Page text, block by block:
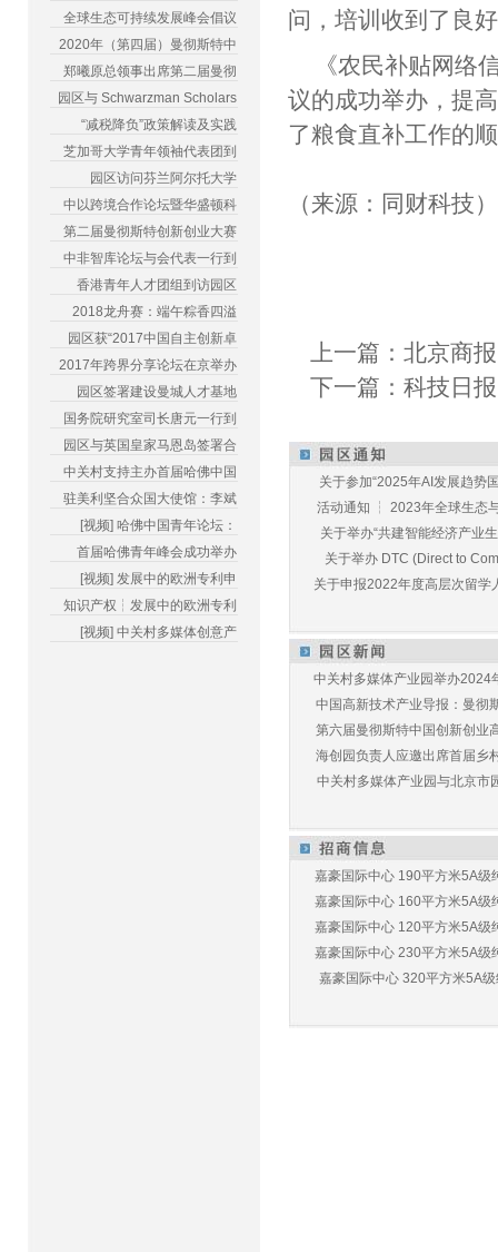
全球生态可持续发展峰会倡议
2020年（第四届）曼彻斯特中
郑曦原总领事出席第二届曼彻
园区与 Schwarzman Scholars
“减税降负”政策解读及实践
芝加哥大学青年领袖代表团到
园区访问芬兰阿尔托大学
中以跨境合作论坛暨华盛顿科
第二届曼彻斯特创新创业大赛
中非智库论坛与会代表一行到
香港青年人才团组到访园区
2018龙舟赛：端午粽香四溢
园区获“2017中国自主创新卓
2017年跨界分享论坛在京举办
园区签署建设曼城人才基地
国务院研究室司长唐元一行到
园区与英国皇家马恩岛签署合
中关村支持主办首届哈佛中国
驻美利坚合众国大使馆：李斌
[视频] 哈佛中国青年论坛：
首届哈佛青年峰会成功举办
[视频] 发展中的欧洲专利申
知识产权┆发展中的欧洲专利
[视频] 中关村多媒体创意产
问，培训收到了良
《农民补贴网络
议的成功举办，提
了粮食直补工作的
（来源：同财科技）
上一篇：北京商
下一篇：科技日
关于参加“2025年AI发展趋势
活动通知 ┆ 2023年全球生态
关于举办“共建智能经济产业
关于举办 DTC (Direct to
关于申报2022年度高层次留学
中关村多媒体产业园举办2024
中国高新技术产业导报：曼彻
第六届曼彻斯特中国创新创业
海创园负责人应邀出席首届乡
中关村多媒体产业园与北京市
嘉豪国际中心 190平方米5A级
嘉豪国际中心 160平方米5A级
嘉豪国际中心 120平方米5A级
嘉豪国际中心 230平方米5A级
嘉豪国际中心 320平方米5A